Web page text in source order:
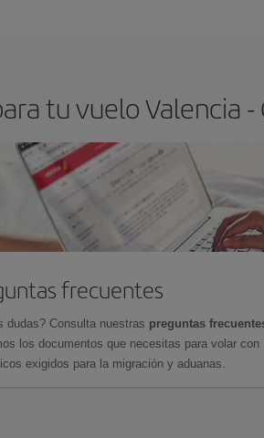
tu vuelo Valencia -
frecuentes
dudas? Consulta nuestras preguntas
los documentos que necesitas para volar
exigidos para la migración y aduanas.